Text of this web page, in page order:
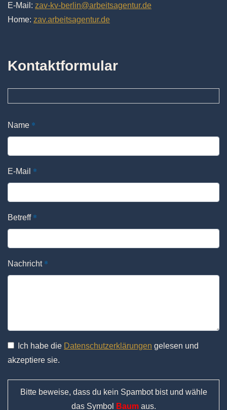
E-Mail: zav-kv-berlin@arbeitsagentur.de
Home: zav.arbeitsagentur.de
Kontaktformular
Name *
E-Mail *
Betreff *
Nachricht *
Ich habe die Datenschutzerklärungen gelesen und
akzeptiere sie.
Bitte beweise, dass du kein Spambot bist und wähle
das Symbol
Baumaus.